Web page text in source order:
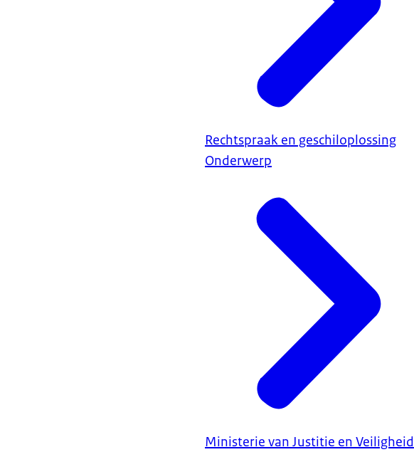
Rechtspraak en geschiloplossing
Onderwerp
Ministerie van Justitie en Veiligheid